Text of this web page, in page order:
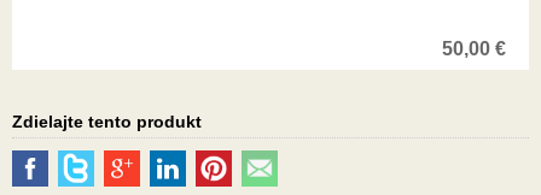
50,00 €
Zdielajte tento produkt